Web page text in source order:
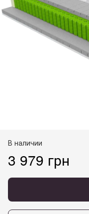
В наличии
3 979 грн